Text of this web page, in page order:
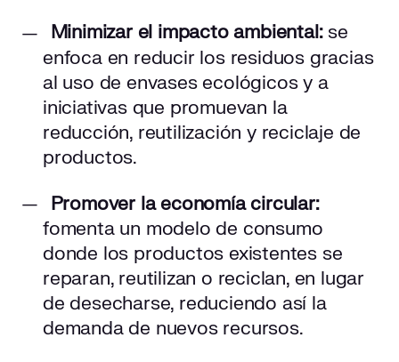
Minimizar el impacto ambiental: se
enfoca en reducir los residuos gracias
al uso de envases ecológicos y a
iniciativas que promuevan la
reducción, reutilización y reciclaje de
productos.
Promover la economía circular:
fomenta un modelo de consumo
donde los productos existentes se
reparan, reutilizan o reciclan, en lugar
de desecharse, reduciendo así la
demanda de nuevos recursos.